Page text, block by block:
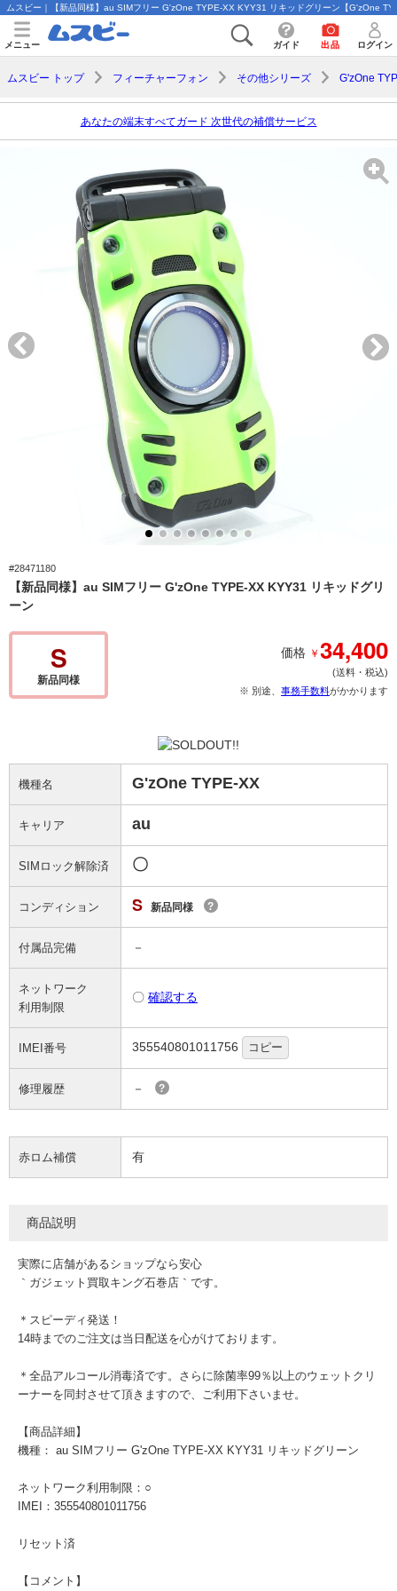
ムスビー｜【新品同様】au SIMフリー G'zOne TYPE-XX KYY31 リキッドグリーン【G'zOne
メニュー ガイド 出品 ログイン
ムスビー トップ フィーチャーフォン その他シリーズ G'zOne
あなたの端末すべてガード 次世代の補償サービス
#28471180
【新品同様】au SIMフリー G'zOne TYPE-XX KYY31 リキッドグリ
ーン
S
新品同様
価格 ￥34,400
(送料・税込)
※ 別途、 事務手数料がかかります
機種名 G'zOne TYPE-XX
キャリア au
SIMロック解除済 〇
コンディション S 新品同様 ?
付属品完備 －
ネットワーク
利用制限
〇 確認する
IMEI番号 355540801011756 コピー
修理履歴 － ?
赤ロム補償 有
商品説明
実際に店舗があるショップなら安心
｀ガジェット買取キング石巻店｀です。
＊スピーディ発送！
14時までのご注文は当日配送を心がけております。
＊全品アルコール消毒済です。さらに除菌率99％以上のウェットクリ
ーナーを同封させて頂きますので、ご利用下さいませ。
【商品詳細】
機種： au SIMフリー G'zOne TYPE-XX KYY31 リキッドグリーン
ネットワーク利用制限：○
IMEI：355540801011756
リセット済
【コメント】